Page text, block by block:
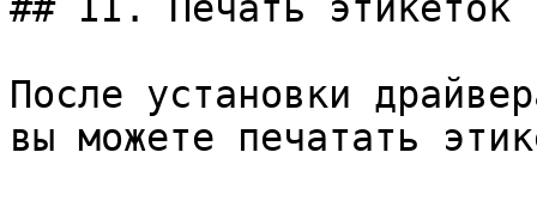
После установки
вы можете печатать